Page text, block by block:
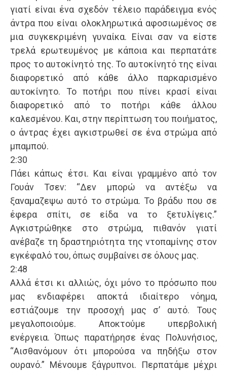
γιατί είναι ένα σχεδόν τέλειο παράδειγμα ενός
άντρα που είναι ολοκληρωτικά αφοσιωμένος σε
μια συγκεκριμένη γυναίκα. Είναι σαν να είστε
τρελά ερωτευμένος με κάποια και περπατάτε
προς το αυτοκίνητό της. Το αυτοκίνητό της είναι
διαφορετικό από κάθε άλλο παρκαρισμένο
αυτοκίνητο. Το ποτήρι που πίνει κρασί είναι
διαφορετικό από το ποτήρι κάθε άλλου
καλεσμένου. Και, στην περίπτωση του ποιήματος,
ο άντρας έχει αγκιστρωθεί σε ένα στρώμα από
μπαμπού.
2:30
Πάει κάπως έτσι. Και είναι γραμμένο από τον
Γουάν Τσεν: “Δεν μπορώ να αντέξω να
ξαναμαζεψω αυτό το στρώμα. Το βράδυ που σε
έφερα σπίτι, σε είδα να το ξετυλίγεις.”
Αγκιστρώθηκε στο στρώμα, πιθανόν γιατί
ανέβαζε τη δραστηριότητα της ντοπαμίνης στον
εγκέφαλό του, όπως συμβαίνει σε όλους μας.
2:48
Αλλά έτσι κι αλλιώς, όχι μόνο το πρόσωπο που
μας ενδιαφέρει αποκτά ιδιαίτερο νόημα,
εστιάζουμε την προσοχή μας σ’ αυτό. Τους
μεγαλοποιούμε. Αποκτούμε υπερβολική
ενέργεια. Όπως παρατήρησε ένας Πολυνήσιος,
“Αισθανόμουν ότι μπορούσα να πηδήξω στον
ουρανό.” Μένουμε ξάγρυπνοι. Περπατάμε μέχρι